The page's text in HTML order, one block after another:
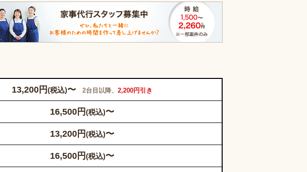
13,200 円(税込)〜 2台目以降、 2,200円引き
16,500 円(税込)〜
13,200 円(税込)〜
16,500 円(税込)〜